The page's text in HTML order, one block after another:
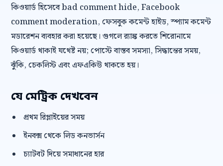
কিওয়ার্ড হিসেবে bad comment hide, Facebook
comment moderation, ফেসবুক কমেন্ট হাইড, স্প্যাম কমেন্ট
মডারেশন ব্যবহার করা হয়েছে। গুগলে র‍্যাঙ্ক করতে শিরোনামে
কিওয়ার্ড থাকাই যথেষ্ট নয়; পোস্টে বাস্তব সমস্যা, সিদ্ধান্তের সময়,
ঝুঁকি, চেকলিস্ট এবং এফএকিউ থাকতে হয়।
যে মেট্রিক দেখবেন
প্রথম রিপ্লাইয়ের সময়
ইনবক্স থেকে লিড কনভার্সন
চ্যাটবট দিয়ে সমাধানের হার